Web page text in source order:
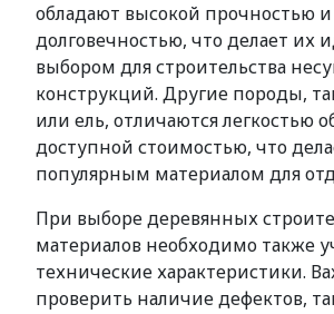
обладают высокой прочностью и
долговечностью, что делает их
выбором для строительства
конструкций. Другие породы,
или ель, отличаются легкостью
доступной стоимостью, что
популярным материалом для
При выборе деревянных
материалов необходимо также
технические характеристики.
проверить наличие дефектов,